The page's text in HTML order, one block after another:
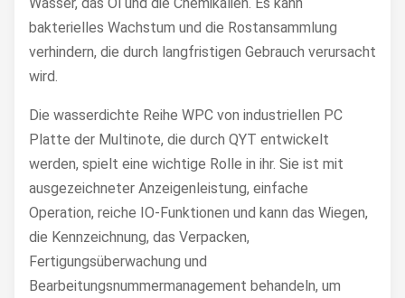
bakterielles Wachstum und die Rostansammlung
verhindern, die durch langfristigen Gebrauch verursacht
wird.
Die wasserdichte Reihe WPC von industriellen PC
Platte der Multinote, die durch QYT entwickelt
werden, spielt eine wichtige Rolle in ihr. Sie ist mit
ausgezeichneter Anzeigenleistung, einfache
Operation, reiche IO-Funktionen und kann das Wiegen,
die Kennzeichnung, das Verpacken,
Fertigungsüberwachung und
Bearbeitungsnummermanagement behandeln, um